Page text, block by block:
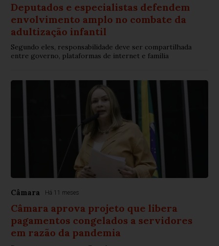
Deputados e especialistas defendem
envolvimento amplo no combate da
adultização infantil
Segundo eles, responsabilidade deve ser compartilhada
entre governo, plataformas de internet e família
Câmara Há 11 meses
Câmara aprova projeto que libera
pagamentos congelados a servidores
em razão da pandemia